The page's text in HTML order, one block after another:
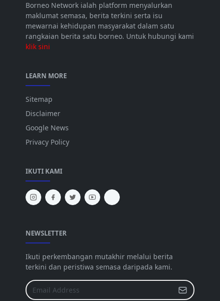
Borneo Network ialah platform menyalurkan
maklumat semasa, berita terkini serta isu
mewarnai kehidupan masyarakat dalam satu
rangkaian berita satu borneo. Untuk hubungi kami
klik sini
LEARN MORE
Sitemap
Disclaimer
Google News
Privacy Policy
IKUTI KAMI
NEWSLETTER
Ikuti perkembangan mutakhir melalui berita
terkini dan peristiwa semasa daripada kami.